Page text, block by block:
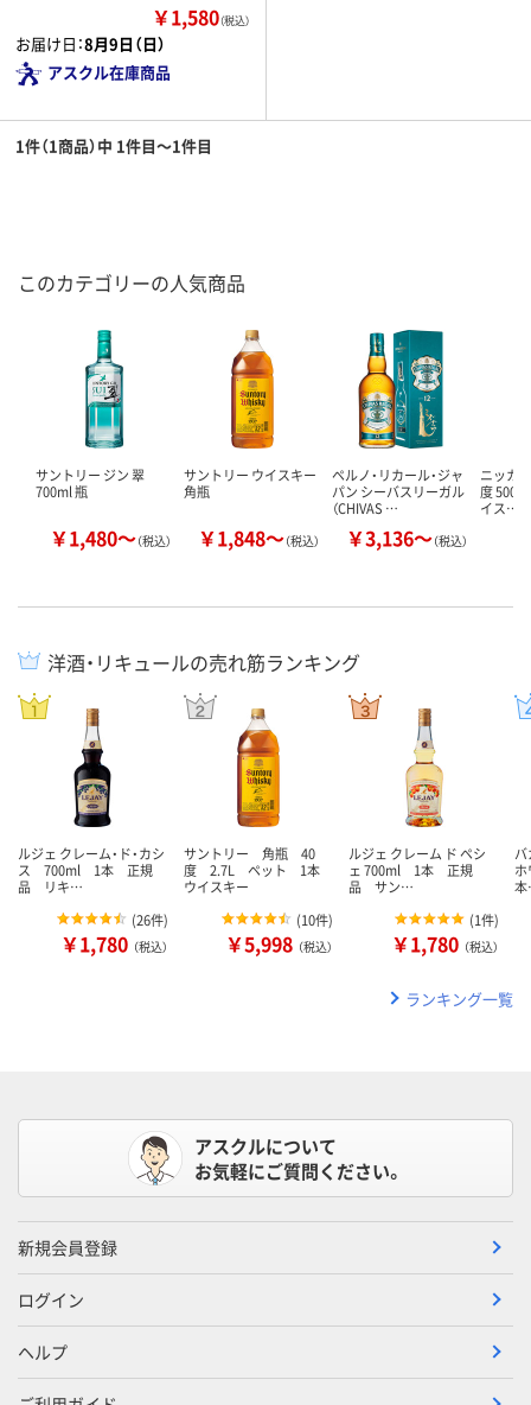
￥1,580（税込）
お届け日：8月9日（日）
アスクル在庫商品
1件（1商品）中 1件目～1件目
このカテゴリーの人気商品
サントリー ジン 翠
700ml 瓶
￥1,480～（税込）
サントリー ウイスキー
角瓶
￥1,848～（税込）
ペルノ・リカール・ジャ
パン シーバスリーガル
（CHIVAS …
￥3,136～（税込）
ニッカ
度
イス…
洋酒・リキュールの売れ筋ランキング
ルジェ クレーム・ド・カシ
ス 700ml 1本 正規
品 リキ…
(26件)
￥1,780 （税込）
サントリー 角瓶 40
度 2.7L ペット 1本
ウイスキー
(10件)
￥5,998 （税込）
ルジェ クレーム ド ペシ
ェ 700ml 1本 正規
品 サン…
(1件)
￥1,780 （税込）
ランキング一覧
アスクルについて
お気軽にご質問ください。
新規会員登録
ログイン
ヘルプ